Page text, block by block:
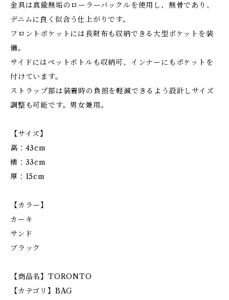
金具は真鍮無垢のローラーバックルを使用し、無骨であり、
デニムに良く似合う仕上がりです。
フロントポケットには長財布も収納できる大型ポケットを装
備。
サイドにはペットボトルも収納可、インナーにもポケットを
付けています。
ストラップ部は装着時の負担を軽減できるよう設計しサイズ
調整も可能です。男女兼用。
【サイズ】
高：43cm
横：33cm
厚：15cm
【カラー】
カーキ
サンド
ブラック
【商品名】TORONTO
【カテゴリ】BAG